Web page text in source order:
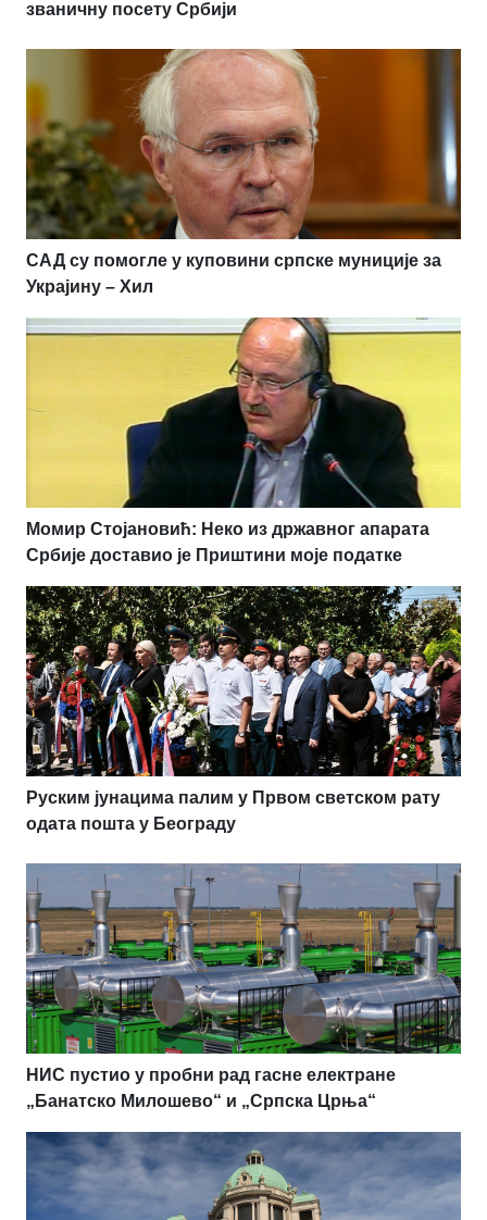
званичну посету Србији
САД су помогле у куповини српске муниције за
Украјину – Хил
Момир Стојановић: Неко из државног апарата
Србије доставио је Приштини моје податке
Руским јунацима палим у Првом светском рату
одата пошта у Београду
НИС пустио у пробни рад гасне електране
„Банатско Милошево“ и „Српска Црња“